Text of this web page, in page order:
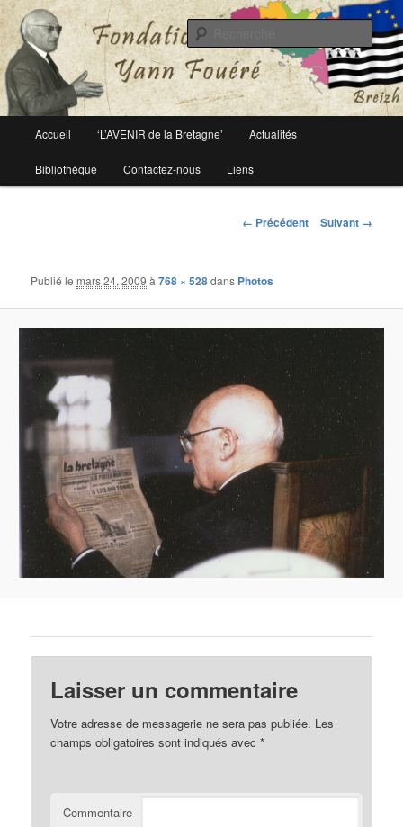
Fondation Yann Fouéré
Le site officiel de la fondation Yann Fouéré
principal
Aller
au
Accueil ‘L’AVENIR de la Bretagne’ Actualités
Bibliothèque Contactez-nous Liens
Navigation
← Précédent Suivant →
Publié lemars 24, 2009 à768 × 528dans Photos
Laisser un commentaire
Votre adresse de messagerie ne sera pas publiée. Les
champs obligatoires sont indiqués avec*
Commentaire